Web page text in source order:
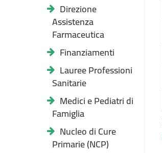
Direzione
Assistenza
Farmaceutica
Finanziamenti
Lauree Professioni
Sanitarie
Medici e Pediatri di
Famiglia
Nucleo di Cure
Primarie (NCP)